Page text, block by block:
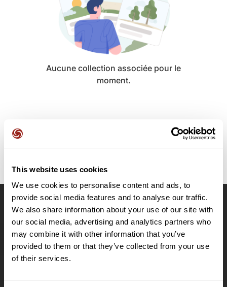
This website uses cookies
We use cookies to personalise content and ads, to
provide social media features and to analyse our traffic.
We also share information about your use of our site with
our social media, advertising and analytics partners who
may combine it with other information that you’ve
provided to them or that they’ve collected from your use
of their services.
Aucune collection associée pour le
moment.
OpenRunner
Carrières
À propos
Le Mag'